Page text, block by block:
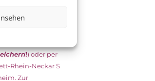
Per E-Mail
!) oder per
Rhein-Neckar S
Zur